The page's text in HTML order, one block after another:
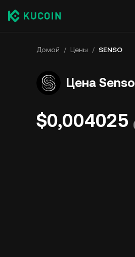
Домой / Цены / SENSO
Цена
$0,004025